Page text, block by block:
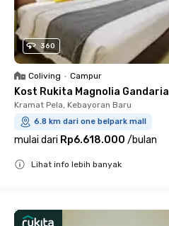
360
Coliving • Campur
Kost Rukita Magnolia Gandaria
Kramat Pela, Kebayoran Baru
6.8 km dari one belpark mall
mulai dari Rp6.618.000 /bulan
Lihat info lebih banyak